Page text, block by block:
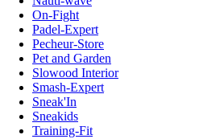
On-Fight
Padel-Expert
Pecheur-Store
Pet and Garden
Slowood Interior
Smash-Expert
Sneak'In
Sneakids
Training-Fit